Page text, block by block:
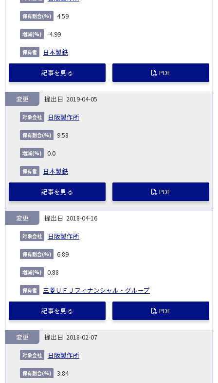
4.59
-4.99
日本製鉄
記事を見る PDF
2019-04-05
日阪製作所
変更
9.58
0.0
日本製鉄
記事を見る PDF
2018-04-16
日阪製作所
変更
6.89
0.88
三菱ＵＦＪフィナンシャル・グループ
記事を見る PDF
2018-02-07
日阪製作所
変更
3.84